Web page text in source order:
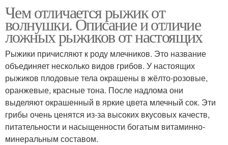
Чем отличается рыжик от
волнушки. Описание и отличие
ложных рыжиков от настоящих
Рыжики причисляют к роду млечников. Это название
объединяет несколько видов грибов. У настоящих
рыжиков плодовые тела окрашены в жёлто-розовые,
оранжевые, красные тона. После надлома они
выделяют окрашенный в яркие цвета млечный сок. Эти
грибы очень ценятся из-за высоких вкусовых качеств,
питательности и насыщенности богатым витаминно-
минеральным составом.